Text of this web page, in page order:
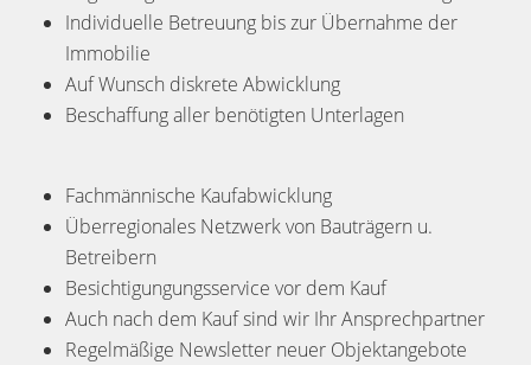
Individuelle Betreuung bis zur Übernahme der
Immobilie
Auf Wunsch diskrete Abwicklung
Beschaffung aller benötigten Unterlagen
Fachmännische Kaufabwicklung
Überregionales Netzwerk von Bauträgern u.
Betreibern
Besichtigungungsservice vor dem Kauf
Auch nach dem Kauf sind wir Ihr Ansprechpartner
Regelmäßige Newsletter neuer Objektangebote